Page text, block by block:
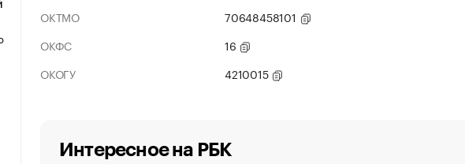
ОКТМО
70648458101
ОКФС
16
ОКОГУ
4210015
Интересное на РБК